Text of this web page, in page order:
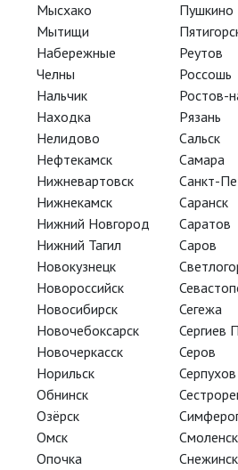
Мысхако
Мытищи
Набережные
Челны
Нальчик
Находка
Нелидово
Нефтекамск
Нижневартовск
Нижнекамск
Нижний Новгород
Нижний Тагил
Новокузнецк
Новороссийск
Новосибирск
Новочебоксарск
Новочеркасск
Норильск
Обнинск
Озёрск
Омск
Опочка
Пушкино
Реутов
Россошь
Ростов-
Рязань
Сальск
Самара
Санкт-
Саранск
Саратов
Саров
Сегежа
Сергиев
Серов
Серпухов
Смоленск
Снежинск